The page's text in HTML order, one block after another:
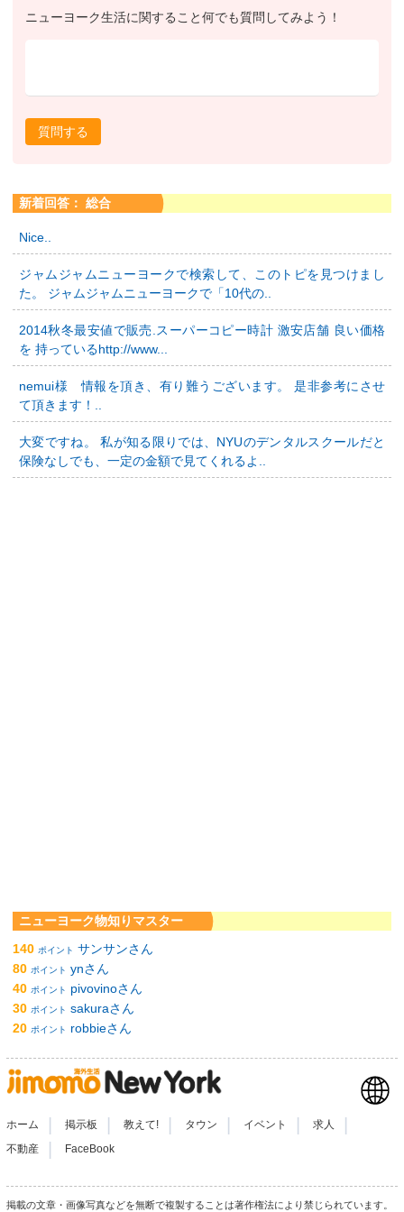
ニューヨーク生活に関すること何でも質問してみよう！
質問する
新着回答： 総合
Nice..
ジャムジャムニューヨークで検索して、このトピを見つけまし
た。 ジャムジャムニューヨークで「10代の..
2014秋冬最安値で販売.スーパーコピー時計 激安店舗 良い価格
を 持っているhttp://www...
nemui様 情報を頂き、有り難うございます。 是非参考にさせ
て頂きます！..
大変ですね。 私が知る限りでは、NYUのデンタルスクールだと
保険なしでも、一定の金額で見てくれるよ..
ニューヨーク物知りマスター
140 ポイント サンサンさん
80 ポイント ynさん
40 ポイント
pivovinoさん
30 ポイント sakuraさん
20 ポイント robbieさん
ホーム 掲示板 教えて! タウン イベント 求人
不動産 FaceBook
掲載の文章・画像写真などを無断で複製することは著作権法により禁じられています。